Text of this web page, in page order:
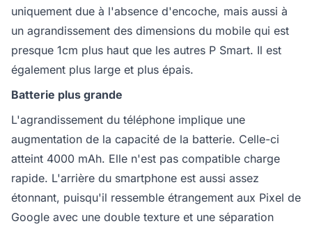
uniquement due à l'absence d'encoche, mais aussi à
un agrandissement des dimensions du mobile qui est
presque 1cm plus haut que les autres P Smart. Il est
également plus large et plus épais.
Batterie plus grande
L'agrandissement du téléphone implique une
augmentation de la capacité de la batterie. Celle-ci
atteint 4000 mAh. Elle n'est pas compatible charge
rapide. L'arrière du smartphone est aussi assez
étonnant, puisqu'il ressemble étrangement aux Pixel de
Google avec une double texture et une séparation